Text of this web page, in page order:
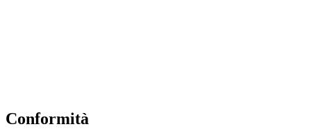
conformità